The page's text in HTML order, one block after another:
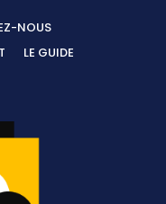
NOUS
LE GUIDE